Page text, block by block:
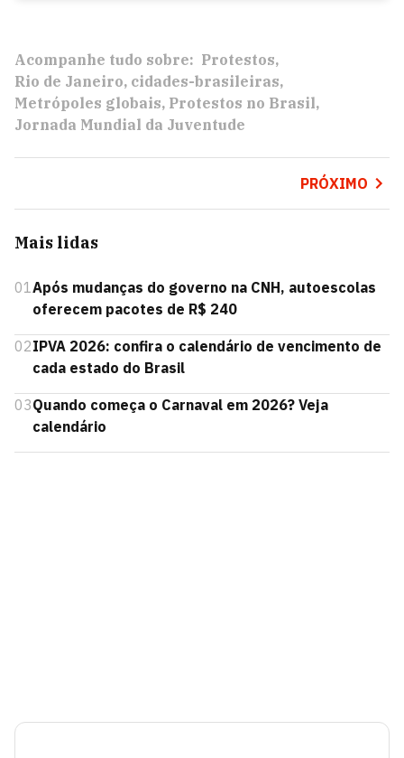
Acompanhe tudo sobre: Protestos
Rio de Janeiro cidades-brasileiras
Metrópoles globais Protestos no Brasil
Jornada Mundial da Juventude
PRÓXIMO
Mais lidas
01Após mudanças do governo na CNH, autoescolas
oferecem pacotes de R$ 240
02IPVA 2026: confira o calendário de vencimento de
cada estado do Brasil
03Quando começa o Carnaval em 2026? Veja
calendário